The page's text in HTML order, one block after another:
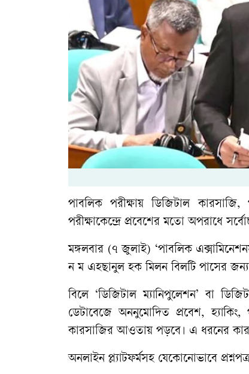
পাবলিক পরীক্ষায় ডিজিটাল
পরীক্ষাকেন্দ্রে প্রবেশের মতো অপরাধে
মঙ্গলবার (৭ জুলাই) ‘পাবলিক
ন ম এহছানুল হক মিলন বিলটি পাসের
বিলে ‘ডিজিটাল ম্যানিপুলেশন’ বা
ডেটাবেজে অননুমোদিত প্রবেশ,
কারসাজির আওতায় পড়বে। এ ধরনের
অনলাইন প্ল্যাটফর্মসহ যেকোনোভাবে